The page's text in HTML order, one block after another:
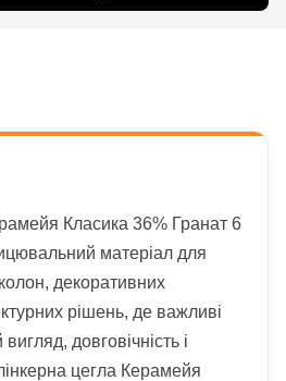
Класика 36% Гранат 6
матеріал для
декоративних
рішень, де важливі
довговічність і
цегла Керамейя